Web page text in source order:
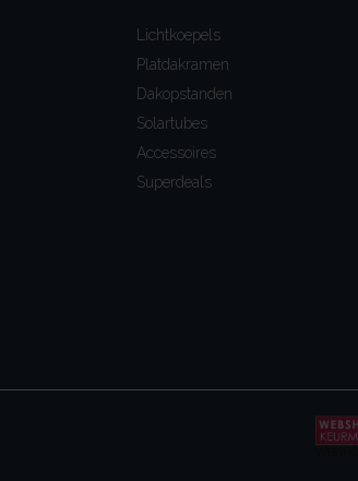
Lichtkoepels
Platdakramen
Dakopstanden
Solartubes
Accessoires
Superdeals